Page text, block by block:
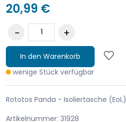
20,99 €
In den Warenkorb
wenige Stück verfügbar
Rototos Panda - Isoliertasche (EoL)
Artikelnummer: 31928